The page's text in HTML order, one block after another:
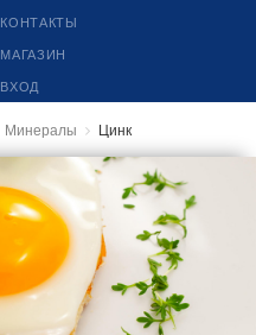
КОНТАКТЫ
МАГАЗИН
ВХОД
Минералы Цинк